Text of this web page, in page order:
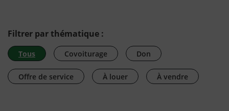
Filtrer par thématique :
Tous Covoiturage Don
Offre de service À louer À vendre